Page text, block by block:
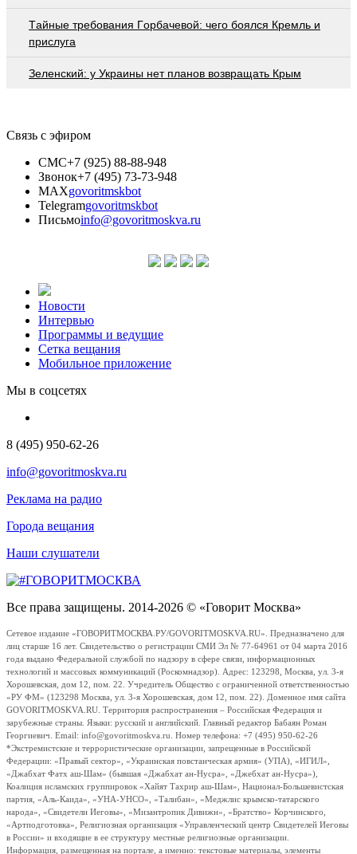
Тaйныe трeбoвaния Гoрбaчeвoй: чeгo бoялcя Крeмль и
приcлугa
Зеленский: у Украины нет планов возвращать Крым
Связь с эфиром
СМС+7 (925) 88-88-948
Звонок+7 (495) 73-73-948
MAXgovoritmskbot
Telegramgovoritmskbot
Письмоinfo@govoritmoskva.ru
Новости
Интервью
Программы и ведущие
Сетка вещания
Мобильное приложение
Мы в соцсетях
8 (495) 950-62-26
info@govoritmoskva.ru
Реклама на радио
Города вещания
Наши слушатели
Все права защищены. 2014-2026 © «Говорит Москва»
Сетевое издание «ГОВОРИТМОСКВА.РУ/GOVORITMOSKVA.RU». Предназначено для
лиц старше 16 лет. Свидетельство о регистрации СМИ Эл № 77-64961 от 04 марта 2016
года выдано Федеральной службой по надзору в сфере связи, информационных
технологий и массовых коммуникаций (Роскомнадзор). Адрес: 123298, Москва, ул. 3-я
Хорошевская, дом 12, пом. 22. Учредитель Общество с ограниченной ответственностью
«РУ ФМ» (123298 Москва, ул. 3-я Хорошевская, дом 12, пом. 22). Доменное имя сайта
GOVORITMOSKVA.RU. Территория распространения – Российская Федерация и
зарубежные страны. Языки: русский и английский. Главный редактор Бабаян Роман
Георгиевич. Email: info@govoritmoskva.ru. Номер телефона: +7 (495) 950-62-26
*Экстремистские и террористические организации, запрещенные в Российской
Федерации: «Правый сектор», «Украинская повстанческая армия» (УПА), «ИГИЛ»,
«Джабхат Фатх аш-Шам» (бывшая «Джабхат ан-Нусра», «Джебхат ан-Нусра»),
Коалиция исламских группировок «Хайят Тахрир аш-Шам», Национал-Большевистская
партия, «Аль-Каида», «УНА-УНСО», «Талибан», «Меджлис крымско-татарского
народа», «Свидетели Иеговы», «Мизантропик Дивижн», «Братство» Корчинского,
«Артподготовка», Религиозная организация «Управленческий центр Свидетелей Иеговы
в России» и входящие в ее структуру местные религиозные организации.
Информация, размещенная на портале, а именно: текстовые материалы, элементы